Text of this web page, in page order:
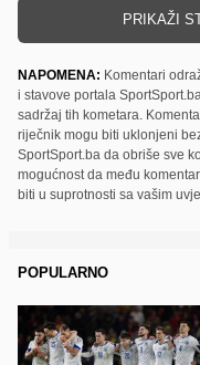
PRIKAŽI
NAPOMENA: Komentari
i stavove portala
sadržaj tih kometara.
riječnik mogu biti uklonjeni
SportSport.ba da obriše sve
mogućnost da među
biti u suprotnosti sa vašim
POPULARNO